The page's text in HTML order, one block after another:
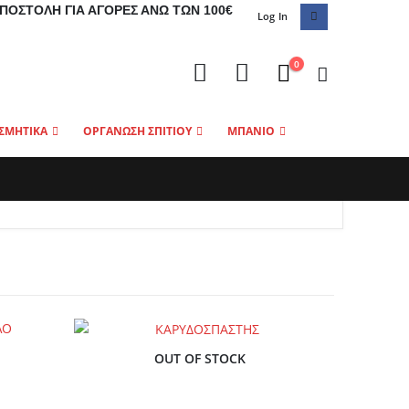
ΓΙΑ ΑΓΟΡΈΣ ΆΝΩ ΤΩΝ 100€ Log In
0
ΟΡΓΑΝΩΣΗ ΣΠΙΤΙΟΥ ΜΠΑΝΙΟ
OUT OF STOCK